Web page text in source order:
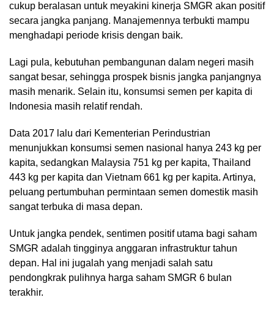
cukup beralasan untuk meyakini kinerja SMGR akan positif
secara jangka panjang. Manajemennya terbukti mampu
menghadapi periode krisis dengan baik.
Lagi pula, kebutuhan pembangunan dalam negeri masih
sangat besar, sehingga prospek bisnis jangka panjangnya
masih menarik. Selain itu, konsumsi semen per kapita di
Indonesia masih relatif rendah.
Data 2017 lalu dari Kementerian Perindustrian
menunjukkan konsumsi semen nasional hanya 243 kg per
kapita, sedangkan Malaysia 751 kg per kapita, Thailand
443 kg per kapita dan Vietnam 661 kg per kapita. Artinya,
peluang pertumbuhan permintaan semen domestik masih
sangat terbuka di masa depan.
Untuk jangka pendek, sentimen positif utama bagi saham
SMGR adalah tingginya anggaran infrastruktur tahun
depan. Hal ini jugalah yang menjadi salah satu
pendongkrak pulihnya harga saham SMGR 6 bulan
terakhir.